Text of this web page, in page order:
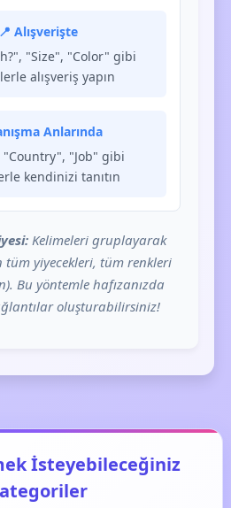
📍 Alışverişte
"Size", "Color" gibi
alışveriş yapın
Anlarında
"Country", "Job" gibi
kendinizi tanıtın
Kelimeleri gruplayarak
yiyecekleri, tüm renkleri
Bu yöntemle hafızanızda
oluşturabilirsiniz!
İsteyebileceğiniz